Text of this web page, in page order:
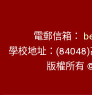
電郵信箱：
學校地址：
版權所有